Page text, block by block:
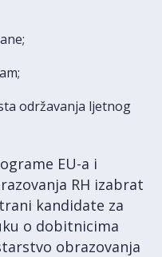
održavanja ljetnog
EU-a i
RH izabrat
kandidate za
o dobitnicima
obrazovanja